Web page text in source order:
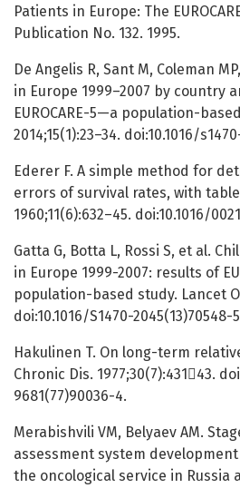
Patients in Europe: The
Publication No. 132. 1995.
De Angelis R, Sant M, Coleman
in Europe 1999–2007 by country
EUROCARE-5—a population-
2014;15(1):23–34. doi:10.1016/
Ederer F. A simple method for
errors of survival rates, with
1960;11(6):632–45. doi:10.1016/
Gatta G, Botta L, Rossi S, et al.
in Europe 1999-2007: results of
population-based study. Lancet
doi:10.1016/S1470-2045(13)70548-
Hakulinen T. On long-term
Chronic Dis. 1977;30(7):43143.
9681(77)90036-4.
Merabishvili VM, Belyaev AM.
assessment system
the oncological service in